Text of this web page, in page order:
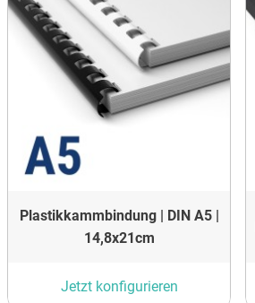
Plastikkammbindung | DIN A5 |
14,8x21cm
Jetzt konfigurieren